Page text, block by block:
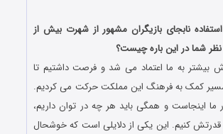
نابجای بازیگران مشهور از شهرت بیش از
شما در این باره چیست؟
بیشتر به ما اعتماد می‌ شد و فرصت داشتیم تا
کمک به فرهنگ این مملکت حرکت می ‌کردیم.
اینجاست و همگی باید هر چه در توان داریم،
کنیم. این یکی از دلایلی است که خوشحال